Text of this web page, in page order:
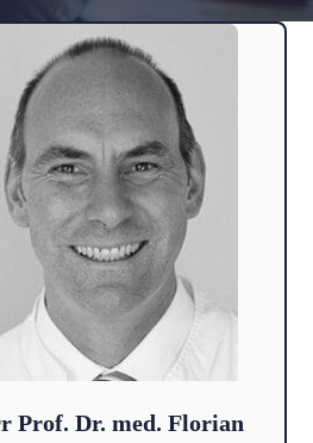
Prof. Dr. med. Florian